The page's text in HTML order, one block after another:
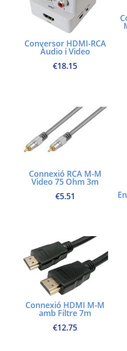
Conversor HDMI-RCA
Àudio i Video
€18.15
Connexió RCA M-M
Video 75 Ohm 3m
€5.51
Connexió HDMI M-M
amb Filtre 7m
€12.75